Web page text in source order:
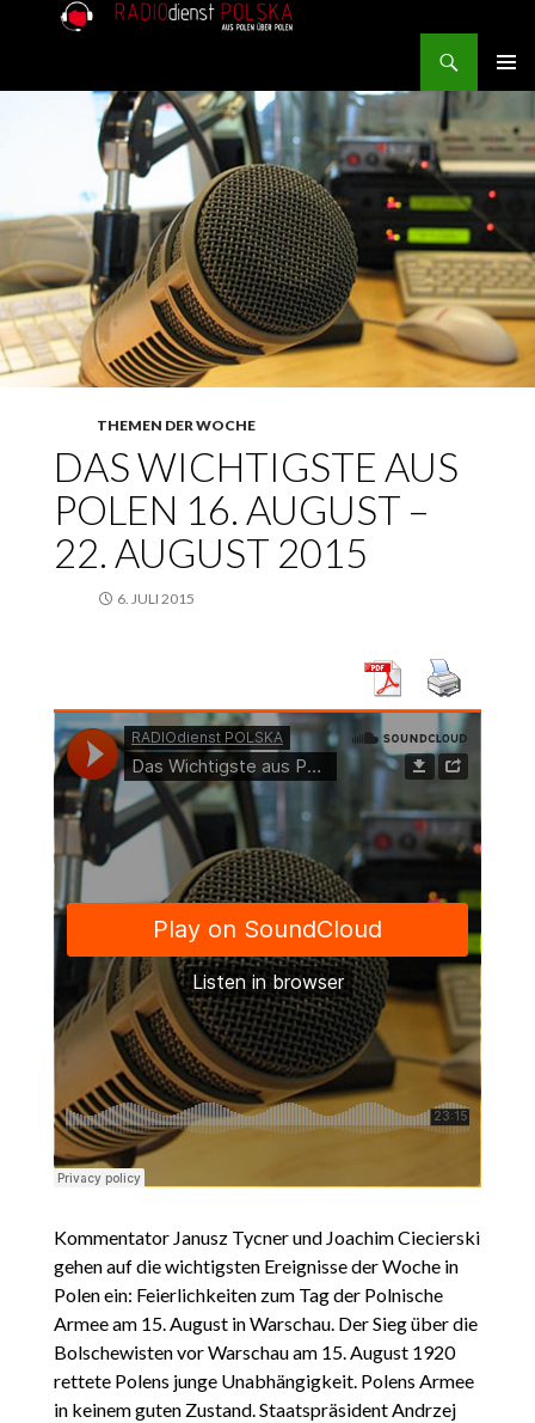
MENU
THEMEN DER WOCHE
DAS WICHTIGSTE AUS
POLEN 16. AUGUST –
22. AUGUST 2015
6. JULI 2015
Kommentator Janusz Tycner und Joachim Ciecierski
gehen auf die wichtigsten Ereignisse der Woche in
Polen ein: Feierlichkeiten zum Tag der Polnische
Armee am 15. August in Warschau. Der Sieg über die
Bolschewisten vor Warschau am 15. August 1920
rettete Polens junge Unabhängigkeit. Polens Armee
in keinem guten Zustand. Staatspräsident Andrzej